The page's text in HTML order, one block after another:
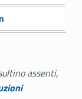
assenti,